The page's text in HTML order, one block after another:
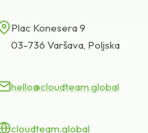
Plac Konesera 9
03-736 Varšava, Poljska
hello@cloudteam.global
cloudteam.global